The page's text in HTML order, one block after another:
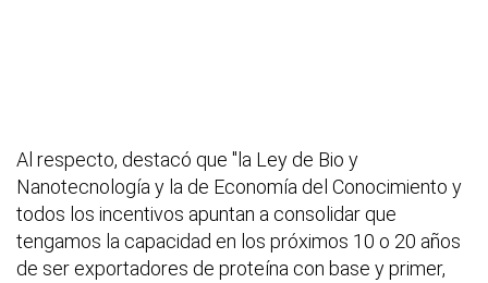
Al respecto, destacó que "la Ley de Bio y
Nanotecnología y la de Economía del Conocimiento y
todos los incentivos apuntan a consolidar que
tengamos la capacidad en los próximos 10 o 20 años
de ser exportadores de proteína con base y primer,